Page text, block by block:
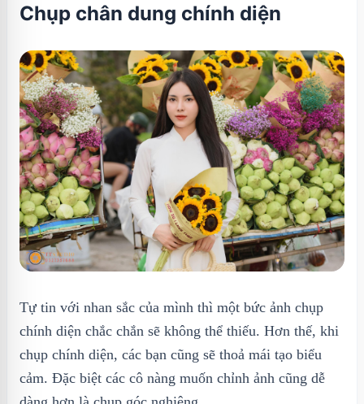
Chụp chân dung chính diện
Tự tin với nhan sắc của mình thì một bức ảnh chụp
chính diện chắc chắn sẽ không thể thiếu. Hơn thế, khi
chụp chính diện, các bạn cũng sẽ thoả mái tạo biểu
cảm. Đặc biệt các cô nàng muốn chỉnh ảnh cũng dễ